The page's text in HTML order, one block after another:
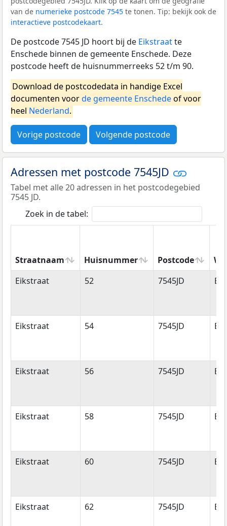
van de numerieke postcode 7545 te tonen. Tip: bekijk ook de
interactieve postcodekaart.
De postcode 7545 JD hoort bij de Eikstraatte
Enschede binnen de gemeente Enschede. Deze
postcode heeft de huisnummerreeks 52 t/m 90.
Download de postcodedata in handige Excel
documenten voorde gemeente Enschedeof voor
heel Nederland.
Vorige postcode Volgende postcode
Adressen met postcode 7545JD
Tabel met alle 20 adressen in het postcodegebied
7545 JD.
Zoek in de tabel:
Straatnaam Huisnummer Postcode
Straatnaam
Huisnummer Postcode
Eikstraat 52 7545JD
Eikstraat 54 7545JD
Eikstraat 56 7545JD
Eikstraat 58 7545JD
Eikstraat 60 7545JD
Eikstraat 62 7545JD